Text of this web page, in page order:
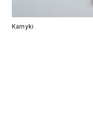
Kamyki